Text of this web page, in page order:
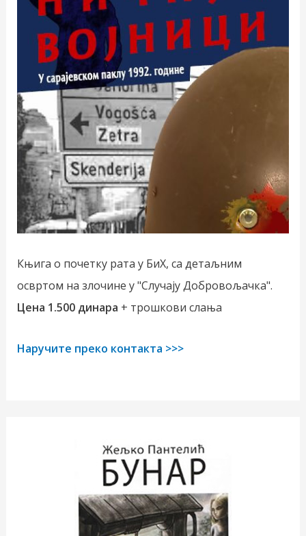
Књига о почетку рата у БиХ, са детаљним
освртом на злочине у "Случају Добровољачка".
Цена 1.500 динара + трошкови слања
Наручите преко контакта >>>